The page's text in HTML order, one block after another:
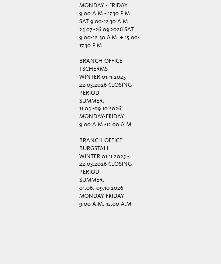
MONDAY - FRIDAY
9.00 A.M.- 17.30 P.M.
SAT 9.00-12.30 A.M.
25.07.-26.09.2026 SAT
9.00-12.30 A.M. + 15.00-
17.30 P.M.
BRANCH OFFICE
TSCHERMS
WINTER 01.11.2025 -
22.03.2026 CLOSING
PERIOD
SUMMER:
11.05.-09.10.2026
MONDAY-FRIDAY
9.00 A.M.-12.00 A.M.
BRANCH OFFICE
BURGSTALL
WINTER 01.11.2025 -
22.03.2026 CLOSING
PERIOD
SUMMER:
01.06.-09.10.2026
MONDAY-FRIDAY
9.00 A.M.-12.00 A.M